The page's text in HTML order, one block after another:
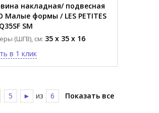
накладная/ подвесная
Малые формы / LES PETITES
SM
(ШГВ), см: 35 x 35 x 16
в 1 клик
5 ► из 6 Показать все